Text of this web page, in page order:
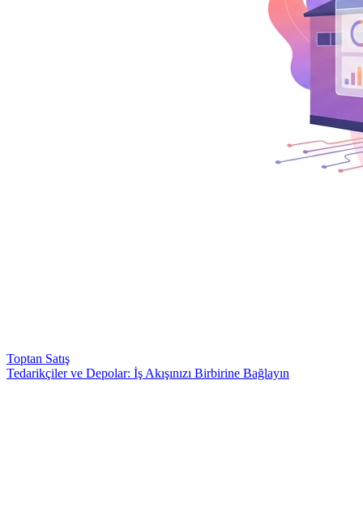
Toptan Satış
Tedarikçiler ve Depolar: İş Akışınızı Birbirine Bağlayın